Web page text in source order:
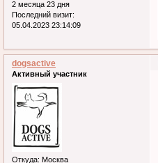
Провел на форуме:
2 месяца 23 дня
Последний визит:
dogsactive
Активный участник